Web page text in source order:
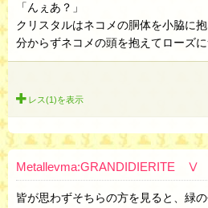
「んぇあ？」
クリスタルはネコメの胴体を小脇に
分からずネコメの頭を抱えてローズに
レス(1)を表示
Metallevma:GRANDIDIERITE Ⅴ
皆が思わずそちらの方を見ると、緑